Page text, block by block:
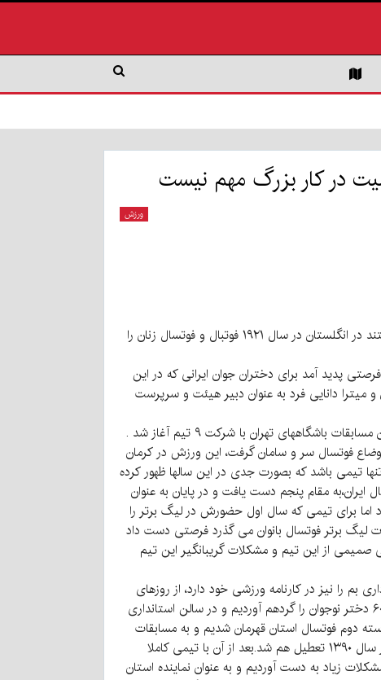
در کار بزرگ مهم نیست
ورزش
نکته جالب در مورد این ورزش یعنی فوتبال سالنی حتی در جهان این است که چون فوتبال را همواره یک بازی مردانه می دانستند در انگلستان در سال ۱۹۲۱ فوتبال و فوتسال زنان را
سالن نه چمن راه اندازی شد که فرصتی پدید آمد برای دختران جوان ایرانی که در این
میترا دانایی فرد به عنوان دبیر هیئت و سرپرست
اولین باشگاه فوتبال سالنی به نام حجاب یک در تهران دایر و در آبان ماه سال ۷۷ اولین دوره مسابقات رسمی بانوان تحت عنوان مسابقات باشگاههای تهران با شرکت ۹ تیم آغاز شد .
شد که کمی اوضاع فوتسال سر و سامان گرفت، این ورزش در کرمان
تنها تیمی باشد که بصورت جدی در این سالها ظهور کرده
مقام پنجم دست یافت و در پایان به عنوان
اما برای تیمی که سال اول حضورش در لیگ برتر را
می شود. در حالیکه کمتر از ۲۰ روز از پایان این فصل مسابقات لیگ برتر فوتسال بانوان می گذرد فرصتی دست داد
از این تیم و مشکلات گریبانگیر این تیم
در تیم شهرداری بم را نیز در کارنامه ورزشی خود دارد، از روزهای
ابتدایی شکل گیری تیم فوتسال آراد چنین میگوید: همزمان با روزهایی که فوتبال بازی می کردم ودر سال ۱۳۸۹، حدود ۵۰ تا ۶۰ دختر نوجوان را گردهم آوردیم و در سالن استانداری
ونهایتا با ۲۰ بازیکن منتخب در قهرمانی در لیگ دسته دوم فوتسال استان قهرمان شدیم و به مسابقات
دسته اول صعود کردیم. جالب است بدانید آن زمان استان کرمان لیگ دسته اول داشت و اما به دلایل زیادی همین لیگ هم در سال ۱۳۹۰ تعطیل هم شد.بعد از آن با تیمی کاملا
برد متوالی، مقام قهرمانی را با سختی و مشکلات زیاد به دست آوردیم و به عنوان نماینده استان